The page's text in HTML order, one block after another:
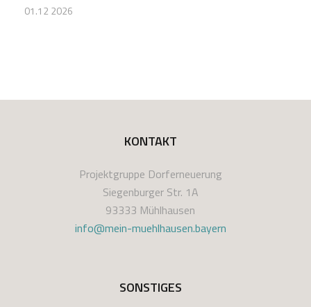
01.12 2026
KONTAKT
Projektgruppe Dorferneuerung
Siegenburger Str. 1A
93333 Mühlhausen
info@mein-muehlhausen.bayern
SONSTIGES